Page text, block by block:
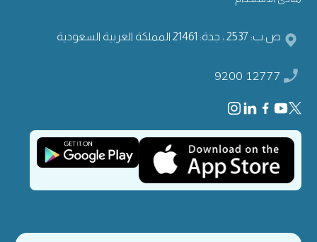
ص.ب: 2537 ، جدة: 21461 المملكة العربية السعودية
9200 12777